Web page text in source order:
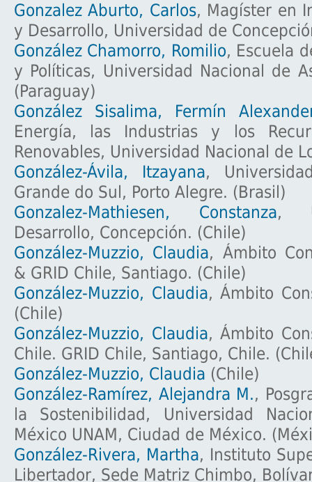
Gonzalez Aburto, Carlos, Magíster en
y Desarrollo, Universidad de
González Chamorro, Romilio, Escuela
y Políticas, Universidad Nacional de
(Paraguay)
González Sisalima, Fermín
Energía, las Industrias y los
Renovables, Universidad Nacional de
González-Ávila, Itzayana,
Grande do Sul, Porto Alegre. (Brasil)
Gonzalez-Mathiesen, Constanza,
Desarrollo, Concepción. (Chile)
González-Muzzio, Claudia, Ámbito
& GRID Chile, Santiago. (Chile)
González-Muzzio, Claudia, Ámbito
(Chile)
González-Muzzio, Claudia, Ámbito
Chile. GRID Chile, Santiago, Chile.
González-Muzzio, Claudia (Chile)
González-Ramírez, Alejandra M.,
la Sostenibilidad, Universidad
México UNAM, Ciudad de México.
González-Rivera, Martha, Instituto
Libertador, Sede Matriz Chimbo,